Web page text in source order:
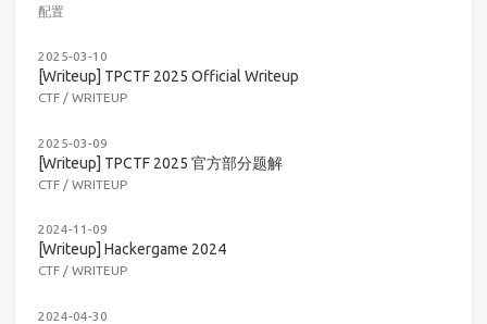
配置
2025-03-10
[Writeup] TPCTF 2025 Official Writeup
CTF / WRITEUP
2025-03-09
[Writeup] TPCTF 2025 官方部分题解
CTF / WRITEUP
2024-11-09
[Writeup] Hackergame 2024
CTF / WRITEUP
2024-04-30